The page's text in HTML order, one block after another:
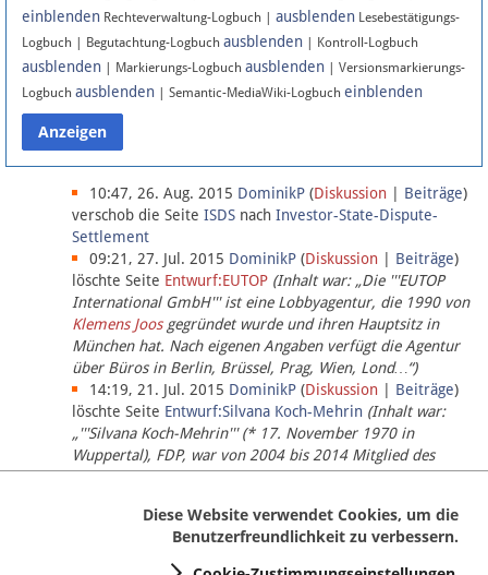
Anmelden
Datenschutz
Über Lobbypedia
Impressum
einblenden Rechteverwaltung-Logbuch | ausblenden Lesebestätigungs-
Logbuch | Begutachtung-Logbuch ausblenden | Kontroll-Logbuch
ausblenden | Markierungs-Logbuch ausblenden | Versionsmarkierungs-
Logbuch ausblenden | Semantic-MediaWiki-Logbuch einblenden
10:47, 26. Aug. 2015 DominikP (Diskussion Beiträge)
verschob die Seite ISDS nach Investor-State-Dispute-
Settlement
09:21, 27. Jul. 2015 DominikP (Diskussion Beiträge)
löschte Seite Entwurf:EUTOP (Inhalt war: „Die '''EUTOP
International GmbH''' ist eine Lobbyagentur, die 1990 von
Klemens Joosgegründet wurde und ihren Hauptsitz in
München hat. Nach eigenen Angaben verfügt die Agentur
über Büros in Berlin, Brüssel, Prag, Wien, Lond…“)
14:19, 21. Jul. 2015 DominikP (Diskussion Beiträge)
löschte Seite Entwurf:Silvana Koch-Mehrin (Inhalt war:
„'''Silvana Koch-Mehrin''' (* 17. November 1970 in
Wuppertal), FDP, war von 2004 bis 2014 Mitglied des
Europäischen Parlaments, seit November 2014 ist sie für
Diese Website verwendet Cookies, um die
Benutzerfreundlichkeit zu verbessern.